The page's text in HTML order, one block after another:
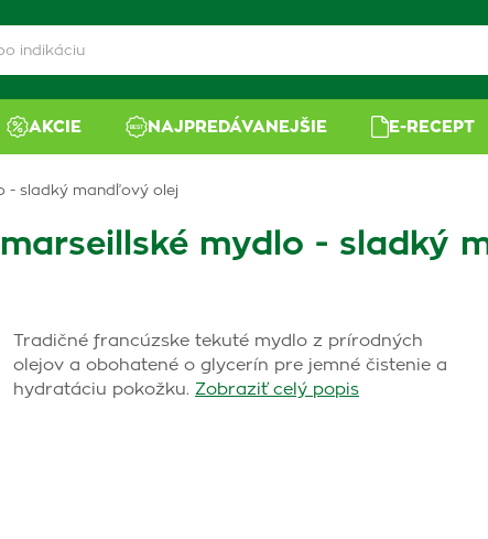
AKCIE NAJPREDÁVANEJŠIE E-RECEPT
- sladký mandľový olej
mydlo - sladký
Tradičné francúzske tekuté mydlo z prírodných
olejov a obohatené o glycerín pre jemné čistenie a
hydratáciu pokožku. Zobraziť celý popis